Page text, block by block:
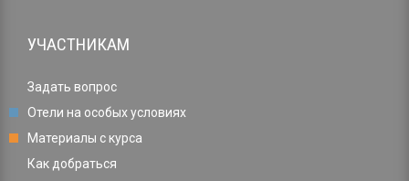
УЧАСТНИКАМ
Задать вопрос
Отели на особых условиях
Материалы с курса
Как добраться